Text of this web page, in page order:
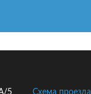
5 Схема проезда